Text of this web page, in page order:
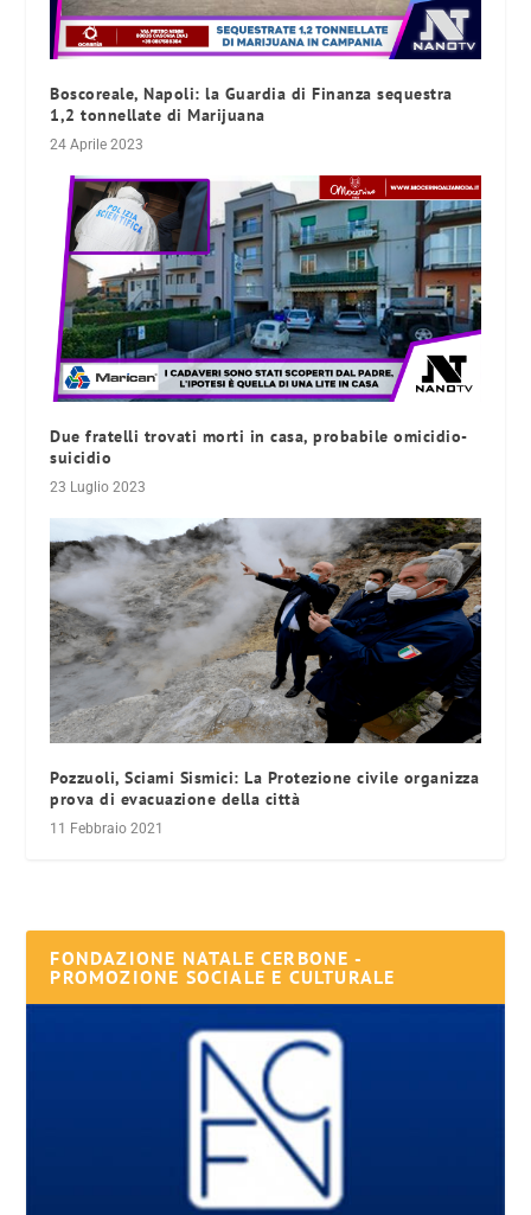
Boscoreale, Napoli: la Guardia di Finanza sequestra
1,2 tonnellate di Marijuana
24 Aprile 2023
Due fratelli trovati morti in casa, probabile omicidio-
suicidio
23 Luglio 2023
Pozzuoli, Sciami Sismici: La Protezione civile organizza
prova di evacuazione della città
11 Febbraio 2021
FONDAZIONE NATALE CERBONE -
PROMOZIONE SOCIALE E CULTURALE